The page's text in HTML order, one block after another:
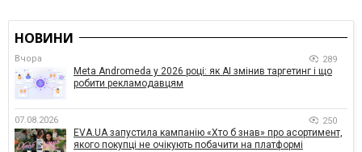
НОВИНИ
Вчора 289
Meta Andromeda у 2026 році: як AI змінив таргетинг і що
робити рекламодавцям
07.08.2026 250
EVA.UA запустила кампанію «Хто б знав» про асортимент,
якого покупці не очікують побачити на платформі